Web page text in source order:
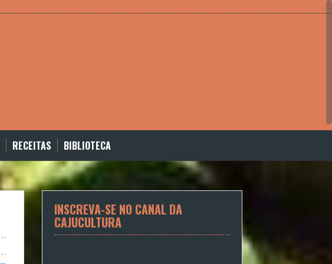
RECEITAS BIBLIOTECA
INSCREVA-SE NO CANAL DA
CAJUCULTURA